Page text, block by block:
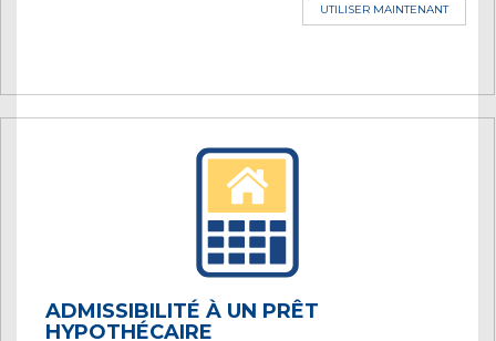
UTILISER MAINTENANT
ADMISSIBILITÉ À UN PRÊT
HYPOTHÉCAIRE